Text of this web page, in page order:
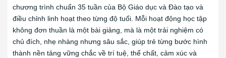
chương trình chuẩn 35 tuần của Bộ Giáo dục và Đào tạo và
điều chỉnh linh hoạt theo từng độ tuổi. Mỗi hoạt động học tập
không đơn thuần là một bài giảng, mà là một trải nghiệm có
chủ đích, nhẹ nhàng nhưng sâu sắc, giúp trẻ từng bước hình
thành nền tảng vững chắc về trí tuệ, thể chất, cảm xúc và